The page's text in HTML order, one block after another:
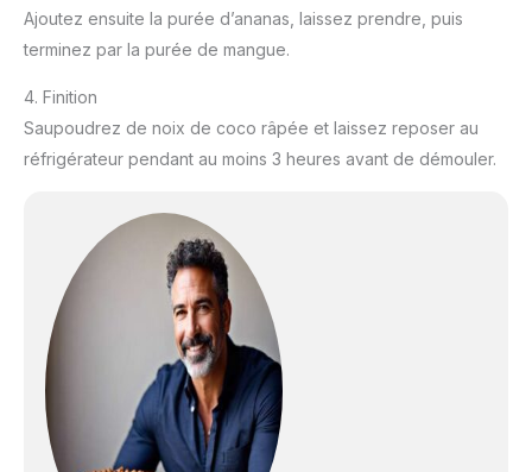
Ajoutez ensuite la purée d’ananas, laissez prendre, puis
terminez par la purée de mangue.
4. Finition
Saupoudrez de noix de coco râpée et laissez reposer au
réfrigérateur pendant au moins 3 heures avant de démouler.